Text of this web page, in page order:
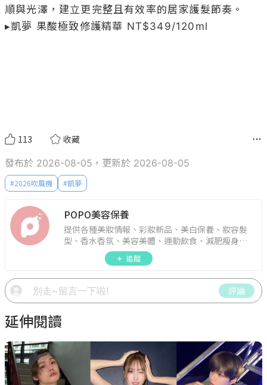
順與光澤，建立更完整且有效率的居家護髮節奏。
▸凱夢 果酸極致修護精華 NT$349/120ml
113 收藏
發布於 2026-08-05，更新於 2026-08-05
#2026吹風機 #凱夢
POPO美容保養
提供各種美妝情報、彩妝新品、美白保養、妝容髮
型、香水香氛、美容美體、運動飲食、減肥瘦身、
週年慶資訊。
追蹤
評論
延伸閱讀